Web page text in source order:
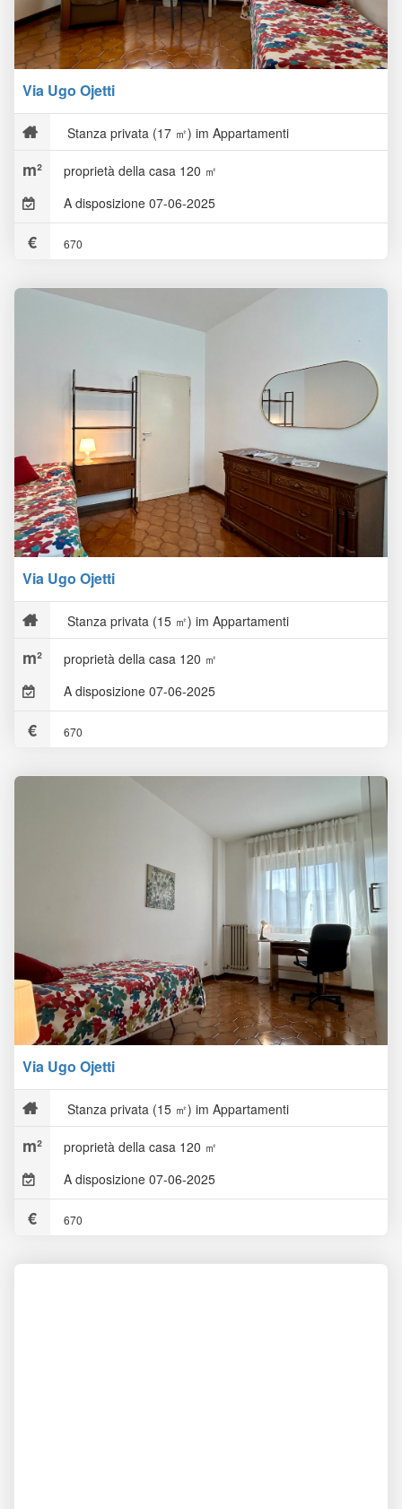
Via Ugo Ojetti
Stanza privata (17 ㎡) im Appartamenti
proprietà della casa 120 ㎡
A disposizione 07-06-2025
670
Via Ugo Ojetti
Stanza privata (15 ㎡) im Appartamenti
proprietà della casa 120 ㎡
A disposizione 07-06-2025
670
Via Ugo Ojetti
Stanza privata (15 ㎡) im Appartamenti
proprietà della casa 120 ㎡
A disposizione 07-06-2025
670